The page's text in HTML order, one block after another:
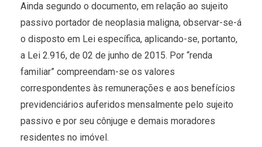
Ainda segundo o documento, em relação ao sujeito
passivo portador de neoplasia maligna, observar-se-á
o disposto em Lei específica, aplicando-se, portanto,
a Lei 2.916, de 02 de junho de 2015. Por “renda
familiar” compreendam-se os valores
correspondentes às remunerações e aos benefícios
previdenciários auferidos mensalmente pelo sujeito
passivo e por seu cônjuge e demais moradores
residentes no imóvel.